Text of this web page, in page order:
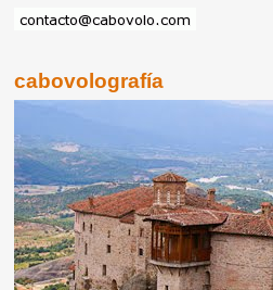
cabovolografía